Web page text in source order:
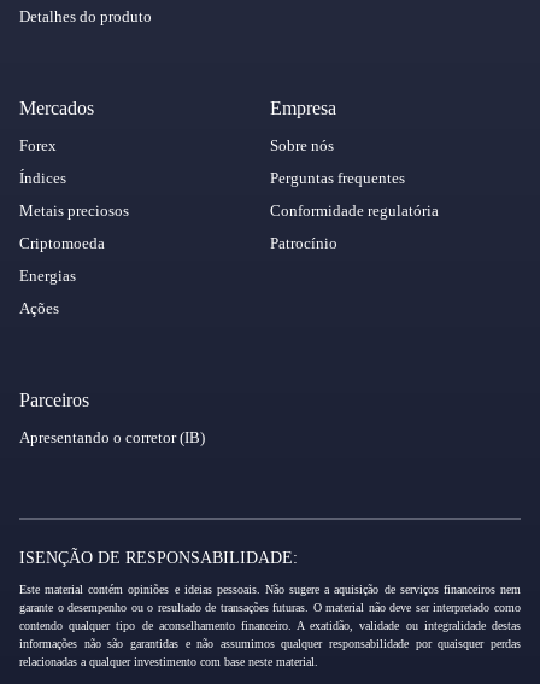
Detalhes do produto
Mercados
Forex
Índices
Metais preciosos
Criptomoeda
Energias
Ações
Empresa
Sobre nós
Perguntas frequentes
Conformidade regulatória
Patrocínio
Parceiros
Apresentando o corretor (IB)
ISENÇÃO DE RESPONSABILIDADE:
Este material contém opiniões e ideias pessoais. Não sugere a aquisição de serviços financeiros nem
garante o desempenho ou o resultado de transações futuras. O material não deve ser interpretado como
contendo qualquer tipo de aconselhamento financeiro. A exatidão, validade ou integralidade destas
informações não são garantidas e não assumimos qualquer responsabilidade por quaisquer perdas
relacionadas a qualquer investimento com base neste material.